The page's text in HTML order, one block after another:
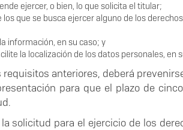
ejercer, o bien, lo que solicita el titular;
que se busca ejercer alguno de los
información, en su caso; y
la localización de los datos personales, en
anteriores, deberá
para que el plazo de
solicitud para el ejercicio de los